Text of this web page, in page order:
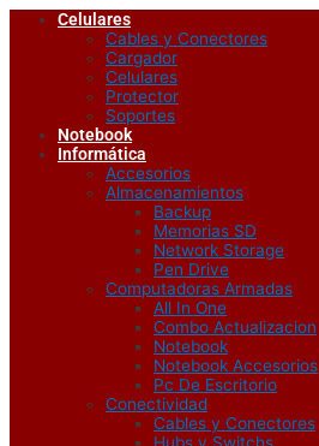
Celulares
Cables y Conectores
Cargador
Celulares
Protector
Soportes
Notebook
Informática
Accesorios
Almacenamientos
Backup
Memorias SD
Network Storage
Pen Drive
Computadoras Armadas
All In One
Combo Actualizacion
Notebook
Notebook Accesorios
Pc De Escritorio
Conectividad
Cables y Conectores